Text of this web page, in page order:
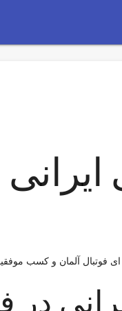
فوتبال آلمان و کسب
در